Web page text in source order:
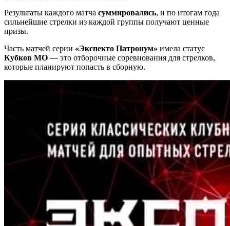
Результаты каждого матча суммировались, и по итогам года
сильнейшие стрелки из каждой группы получают ценные
призы.
Часть матчей серии «Экспекто Патронум» имела статус
Кубков МО — это отборочные соревнования для стрелков,
которые планируют попасть в сборную.